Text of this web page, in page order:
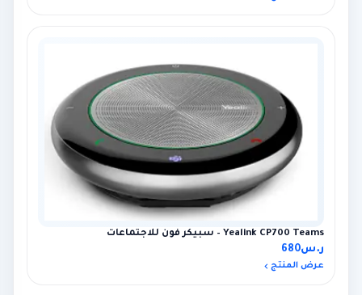
Yealink CP700 Teams – سبيكر فون للاجتماعات
ر.س680
عرض المنتج